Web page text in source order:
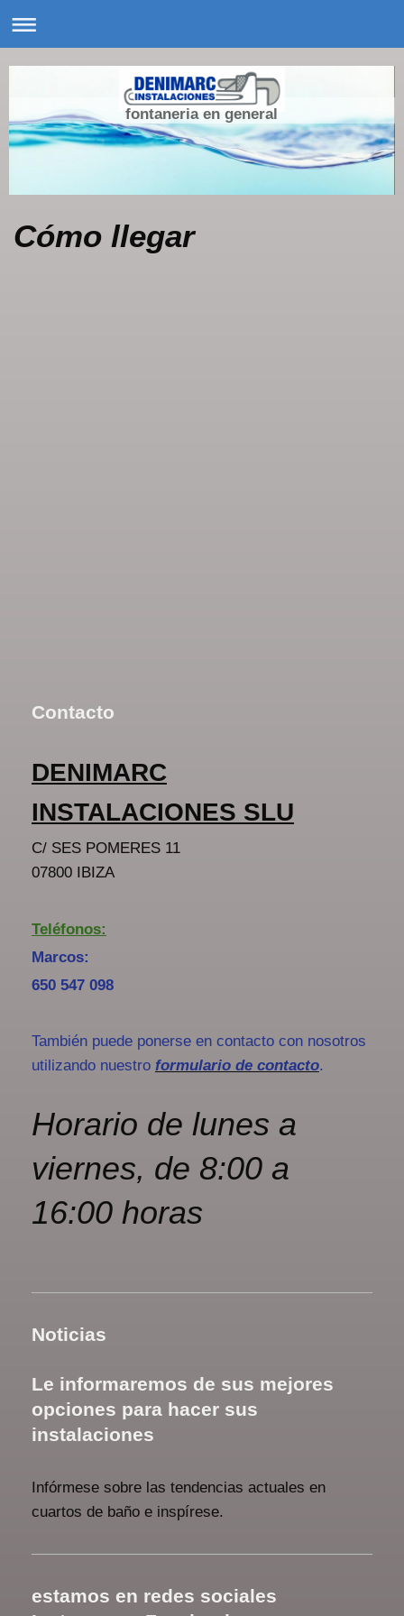
fontaneria en general
Cómo llegar
Contacto
DENIMARC
INSTALACIONES SLU
C/ SES POMERES 11
07800 IBIZA
Teléfonos:
Marcos:
650 547 098
También puede ponerse en contacto con nosotros
utilizando nuestro formulario de contacto.
Horario de lunes a
viernes, de 8:00 a
16:00 horas
Noticias
Le informaremos de sus mejores
opciones para hacer sus
instalaciones
Infórmese sobre las tendencias actuales en
cuartos de baño e inspírese.
estamos en redes sociales